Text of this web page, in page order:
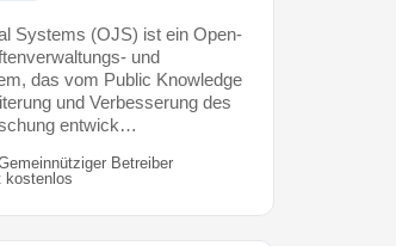
Systems (OJS) ist ein Open-
und
das vom Public Knowledge
und Verbesserung des
entwick…
Betreiber
kostenlos